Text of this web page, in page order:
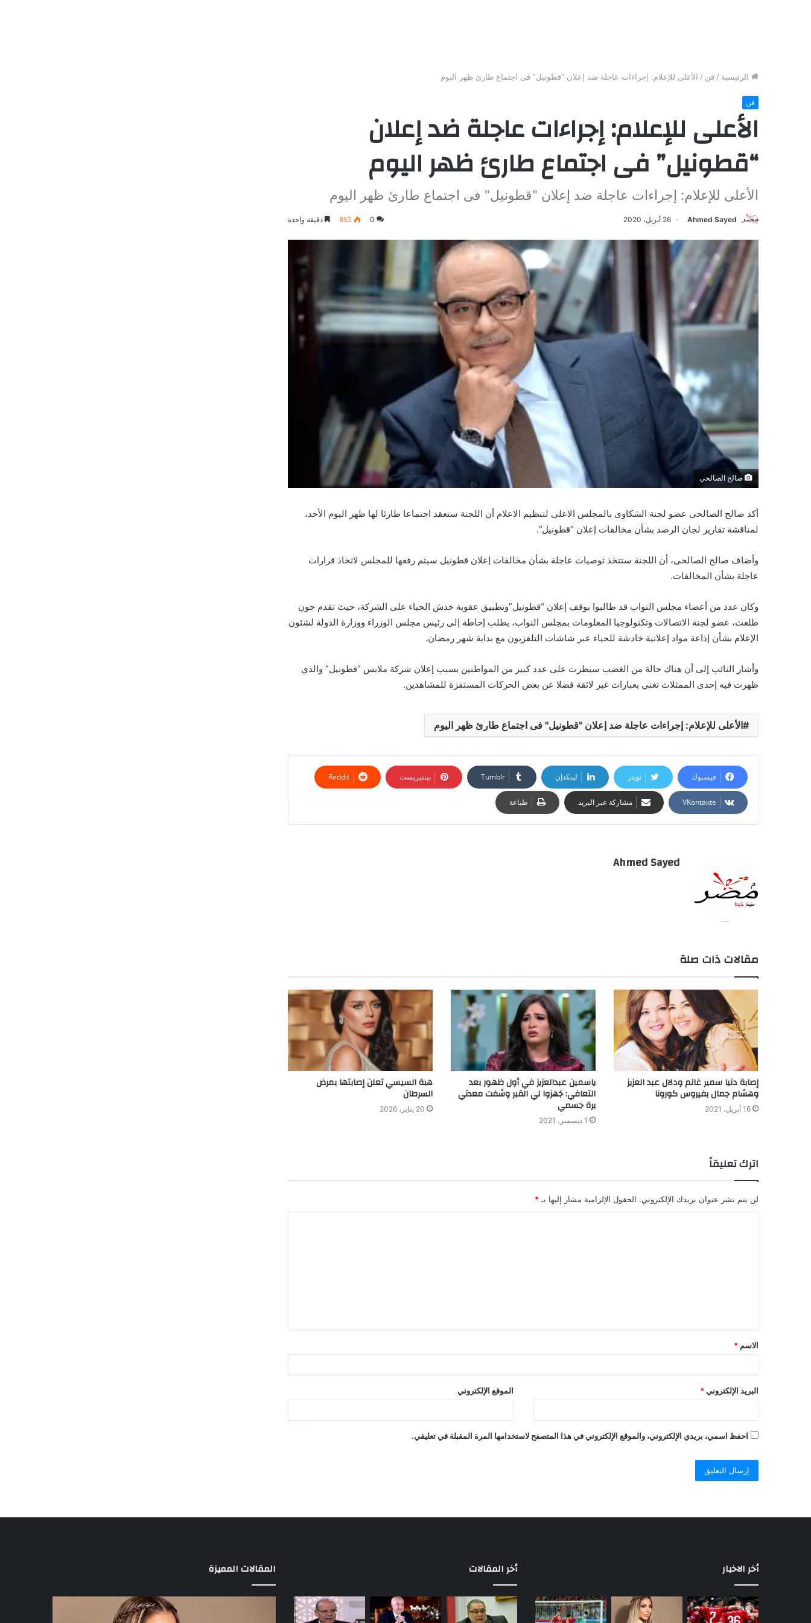
الرئيسية / فن / الأعلى للإعلام: إجراءات عاجلة ضد إعلان “قطونيل” فى اجتماع طارئ ظهر اليوم
فن
الأعلى للإعلام: إجراءات عاجلة ضد إعلان
“قطونيل” فى اجتماع طارئ ظهر اليوم
الأعلى للإعلام: إجراءات عاجلة ضد إعلان "قطونيل" فى اجتماع طارئ ظهر اليوم
Ahmed Sayed 26 أبريل، 2020 0
852 دقيقة واحدة
صالح الصالحي
أكد صالح الصالحى عضو لجنة الشكاوى بالمجلس الاعلى لتنظيم الاعلام أن اللجنة ستعقد اجتماعا طارئا لها ظهر اليوم الأحد،
لمناقشة تقارير لجان الرصد بشأن مخالفات إعلان “قطونيل”.
وأضاف صالح الصالحى، أن اللجنة ستتخذ توصيات عاجلة بشأن مخالفات إعلان قطونيل سيتم رفعها للمجلس لاتخاذ قرارات
عاجلة بشأن المخالفات.
وكان عدد من أعضاء مجلس النواب قد طالبوا بوقف إعلان “قطونيل”وتطبيق عقوبة خدش الحياء على الشركة، حيث تقدم جون
طلعت، عضو لجنة الاتصالات وتكنولوجيا المعلومات بمجلس النواب، بطلب إحاطة إلى رئيس مجلس الوزراء ووزارة الدولة لشئون
الإعلام بشأن إذاعة مواد إعلانية خادشة للحياء عبر شاشات التلفزيون مع بداية شهر رمضان.
وأشار النائب إلى أن هناك حالة من الغضب سيطرت على عدد كبير من المواطنين بسبب إعلان شركة ملابس “قطونيل” والذي
ظهرت فيه إحدى الممثلات تغني بعبارات غير لائقة فضلا عن بعض الحركات المستفزة للمشاهدين.
الأعلى للإعلام: إجراءات عاجلة ضد إعلان "قطونيل" فى اجتماع طارئ ظهر اليوم
فيسبوك تويتر لينكدإن بينتيريست
مشاركة عبر البريد طباعة
Ahmed Sayed
مقالات ذات صلة
إصابة دنيا سمير غانم ودلال عبد العزيز
وهشام جمال بفيروس كورونا
16 أبريل، 2021
ياسمين عبدالعزيز في أول ظهور بعد
التعافي: جَهزوا لي القبر وشفت معدتي
برة جسمي
1 ديسمبر، 2021
هبة السيسي تعلن إصابتها بمرض
السرطان
20 يناير، 2026
اترك تعليقاً
لن يتم نشر عنوان بريدك الإلكتروني. الحقول الإلزامية مشار إليها بـ *
الاسم *
البريد الإلكتروني * الموقع الإلكتروني
احفظ اسمي، بريدي الإلكتروني، والموقع الإلكتروني في هذا المتصفح لاستخدامها المرة المقبلة في تعليقي.
أخر الاخبار أخر المقالات المقالات المميزة
السيسي
يصدر
مباريات
الأهلي